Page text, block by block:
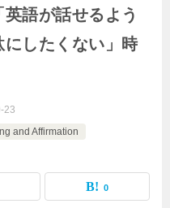
語が話せるよう
にしたくない」時
23
and Affirmation
0